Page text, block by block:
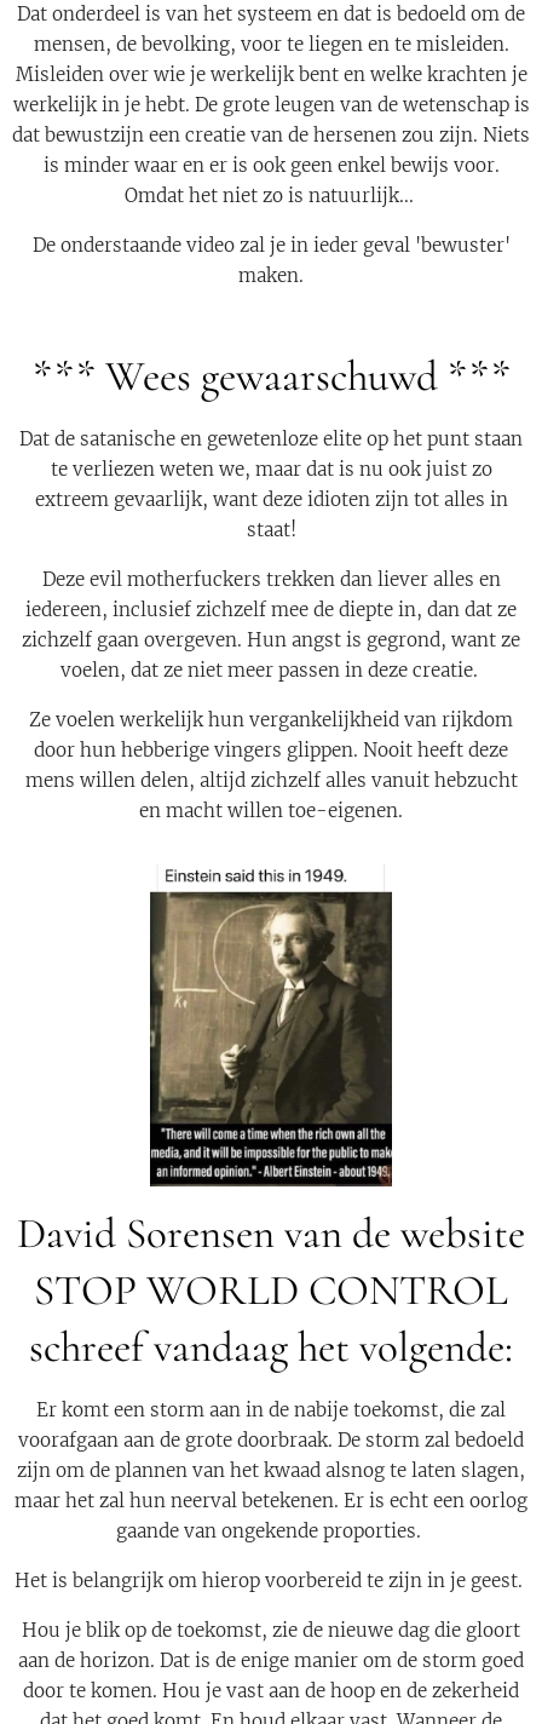
Dat onderdeel is van het systeem en dat is bedoeld om de
mensen, de bevolking, voor te liegen en te misleiden.
Misleiden over wie je werkelijk bent en welke krachten je
werkelijk in je hebt. De grote leugen van de wetenschap is
dat bewustzijn een creatie van de hersenen zou zijn. Niets
is minder waar en er is ook geen enkel bewijs voor.
Omdat het niet zo is natuurlijk...
De onderstaande video zal je in ieder geval 'bewuster'
maken.
*** Wees gewaarschuwd ***
Dat de satanische en gewetenloze elite op het punt staan
te verliezen weten we, maar dat is nu ook juist zo
extreem gevaarlijk, want deze idioten zijn tot alles in
staat!
Deze evil motherfuckers trekken dan liever alles en
iedereen, inclusief zichzelf mee de diepte in, dan dat ze
zichzelf gaan overgeven. Hun angst is gegrond, want ze
voelen, dat ze niet meer passen in deze creatie.
Ze voelen werkelijk hun vergankelijkheid van rijkdom
door hun hebberige vingers glippen. Nooit heeft deze
mens willen delen, altijd zichzelf alles vanuit hebzucht
en macht willen toe-eigenen.
David Sorensen van de website
STOP WORLD CONTROL
schreef vandaag het volgende:
Er komt een storm aan in de nabije toekomst, die zal
voorafgaan aan de grote doorbraak. De storm zal bedoeld
zijn om de plannen van het kwaad alsnog te laten slagen,
maar het zal hun neerval betekenen. Er is echt een oorlog
gaande van ongekende proporties.
Het is belangrijk om hierop voorbereid te zijn in je geest.
Hou je blik op de toekomst, zie de nieuwe dag die gloort
aan de horizon. Dat is de enige manier om de storm goed
door te komen. Hou je vast aan de hoop en de zekerheid